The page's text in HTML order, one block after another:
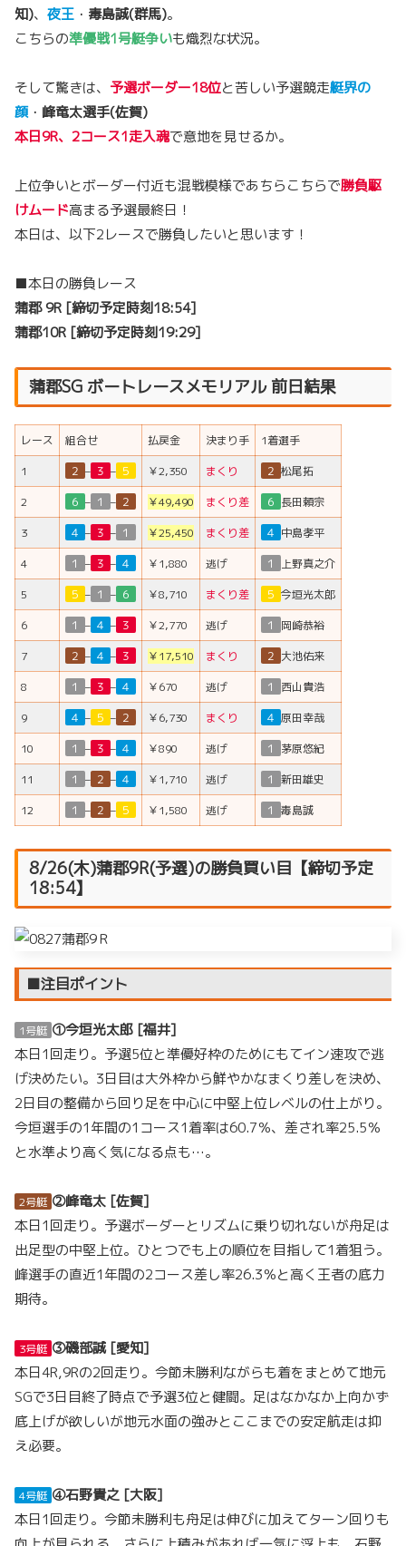
知)、 夜王 ・ 毒島誠(群馬)。
こちらの準優戦1号艇争いも熾烈な状況。
そして驚きは、 予選ボーダー18位と苦しい予選競走艇界の
顔・ 峰竜太選手(佐賀)
本日9R、2コース1走入魂で意地を見せるか。
上位争いとボーダー付近も混戦模様であちらこちらで勝負駆
けムード高まる予選最終日！
本日は、以下2レースで勝負したいと思います！
■本日の勝負レース
蒲郡 9R [締切予定時刻18:54]
蒲郡10R [締切予定時刻19:29]
蒲郡SG ボートレースメモリアル 前日結果
レース 組合せ 払戻金 決まり手
1着選手
1
２ – ３ – ５ ￥2,350 まくり ２ 松尾拓
2
６ – １ – ２ ￥49,490 まくり差 ６ 長田頼宗
3
４ – ３ – １ ￥25,450 まくり差 ４ 中島孝平
4
１ – ３ – ４ ￥1,880 逃げ １
上野真之介
5
５ – １ – ６ ￥8,710 まくり差 ５ 今垣光太郎
6
１ – ４ – ３ ￥2,770 逃げ １
岡崎恭裕
7
２ – ４ – ３ ￥17,510 まくり ２ 大池佑来
8
１ – ３ – ４ ￥670 逃げ １
西山貴浩
9
４ – ５ – ２ ￥6,730 まくり ４ 原田幸哉
10
１ – ３ – ４ ￥890 逃げ １
茅原悠紀
11
１ – ２ – ４ ￥1,710 逃げ １ 新田雄史
12
１ – ２ – ５ ￥1,580 逃げ １ 毒島誠
8/26(木)蒲郡9R(予選)の勝負買い目【締切予定
18:54】
■注目ポイント
1号艇 ①今垣光太郎 [福井]
本日1回走り。予選5位と準優好枠のためにもてイン速攻で逃
げ決めたい。3日目は大外枠から鮮やかなまくり差しを決め、
2日目の整備から回り足を中心に中堅上位レベルの仕上がり。
今垣選手の1年間の1コース1着率は60.7％、差され率25.5％
と水準より高く気になる点も…。
2号艇 ②峰竜太 [佐賀]
本日1回走り。予選ボーダーとリズムに乗り切れないが舟足は
出足型の中堅上位。ひとつでも上の順位を目指して1着狙う。
峰選手の直近1年間の2コース差し率26.3％と高く王者の底力
期待。
3号艇 ③磯部誠 [愛知]
本日4R,9Rの2回走り。今節未勝利ながらも着をまとめて地元
SGで3日目終了時点で予選3位と健闘。足はなかなか上向かず
底上げが欲しいが地元水面の強みとここまでの安定航走は抑
え必要。
4号艇 ④石野貴之 [大阪]
本日1回走り。今節未勝利も舟足は伸びに加えてターン回りも